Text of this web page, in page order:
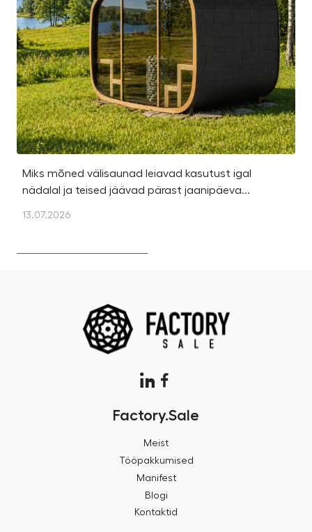
Miks mõned välisaunad leiavad kasutust igal
nädalal ja teised jäävad pärast jaanipäeva...
13.07.2026
Factory.Sale
Meist
Tööpakkumised
Manifest
Blogi
Kontaktid